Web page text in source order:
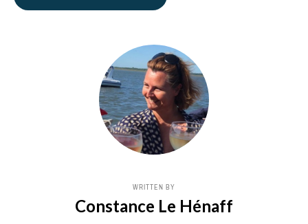
WRITTEN BY
Constance Le Hénaff